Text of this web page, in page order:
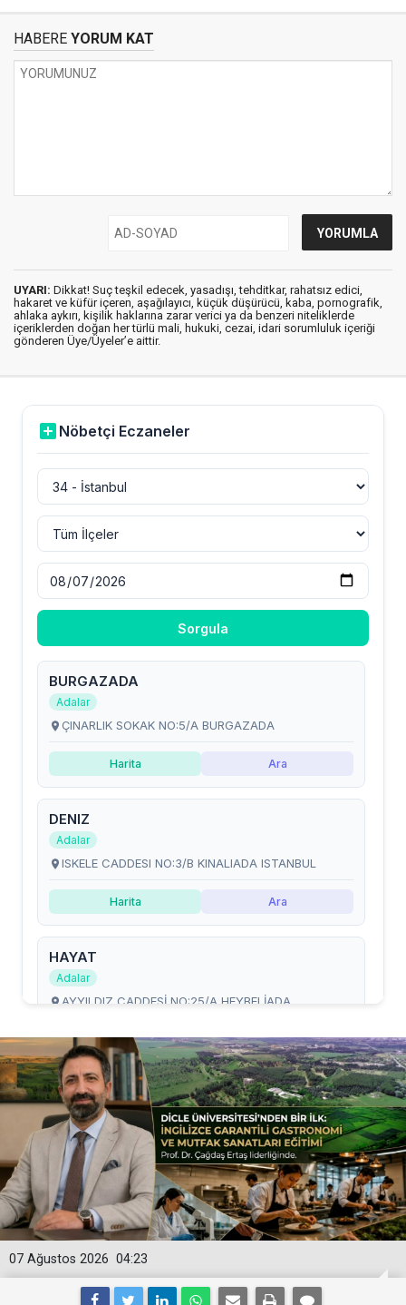
HABERE YORUM KAT
UYARI: Dikkat! Suç teşkil edecek, yasadışı, tehditkar, rahatsız edici,
hakaret ve küfür içeren, aşağılayıcı, küçük düşürücü, kaba, pornografik,
ahlaka aykırı, kişilik haklarına zarar verici ya da benzeri niteliklerde
içeriklerden doğan her türlü mali, hukuki, cezai, idari sorumluluk içeriği
gönderen Üye/Üyeler’e aittir.
04:23
07 Ağustos 2026